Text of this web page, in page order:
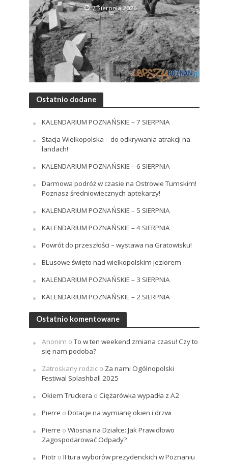
7 Sierpnia 2026
Ostatnio dodane
KALENDARIUM POZNAŃSKIE – 7 SIERPNIA
Stacja Wielkopolska – do odkrywania atrakcji na
landach!
KALENDARIUM POZNAŃSKIE – 6 SIERPNIA
Darmowa podróż w czasie na Ostrowie Tumskim!
Poznasz średniowiecznych aptekarzy!
KALENDARIUM POZNAŃSKIE – 5 SIERPNIA
KALENDARIUM POZNAŃSKIE – 4 SIERPNIA
Powrót do przeszłości – wystawa na Gratowisku!
BLusowe święto nad wielkopolskim jeziorem
KALENDARIUM POZNAŃSKIE – 3 SIERPNIA
KALENDARIUM POZNAŃSKIE – 2 SIERPNIA
Ostatnio komentowane
Anonim oTo w ten weekend zmiana czasu! Czy to
się nam podoba?
Zatroskany rodzico Za nami Ogólnopolski
Festiwal Splashball 2025
Okiem Truckera o Ciężarówka wypadła z A2
Pierre o Dotacje na wymianę okien i drzwi
Pierre o Wiosna na Działce: Jak Prawidłowo
Zagospodarować Odpady?
Piotro II tura wyborów prezydenckich w Poznaniu